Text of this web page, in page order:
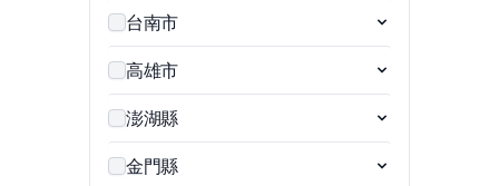
台南市
高雄市
澎湖縣
金門縣